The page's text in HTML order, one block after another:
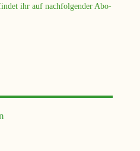
ihr auf nachfolgender Abo-